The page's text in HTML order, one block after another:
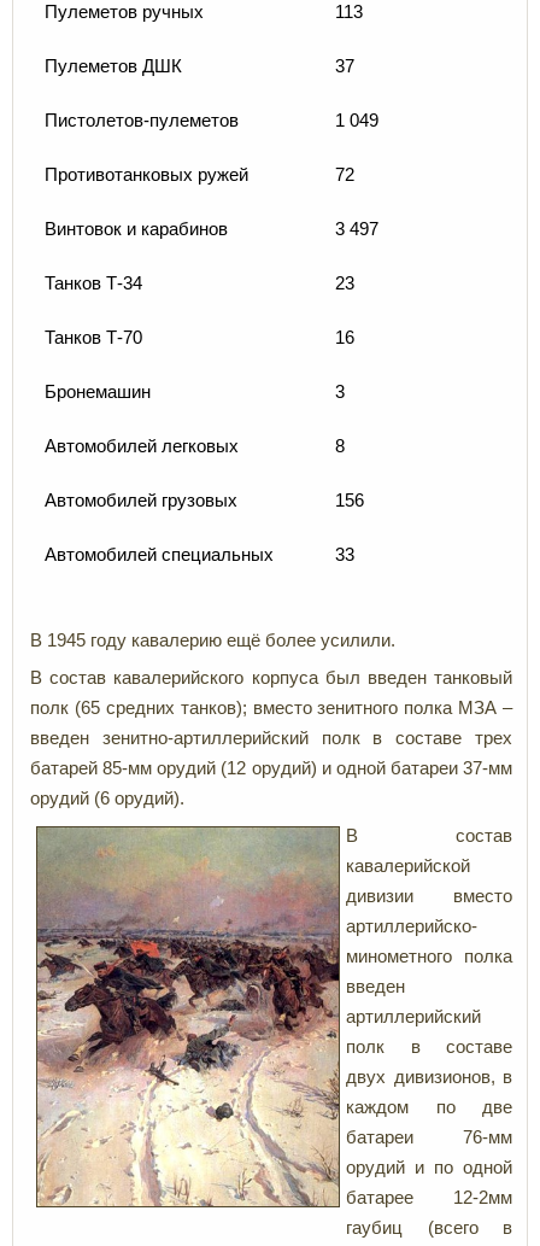
Пулеметов ручных 113
Пулеметов ДШК 37
Пистолетов-пулеметов 1 049
Противотанковых ружей 72
Винтовок и карабинов 3 497
Танков Т-34 23
Танков Т-70 16
Бронемашин 3
Автомобилей легковых 8
Автомобилей грузовых 156
Автомобилей специальных 33
В 1945 году кавалерию ещё более усилили.
В состав кавалерийского корпуса был введен танковый
полк (65 средних танков); вместо зенитного полка МЗА –
введен зенитно-артиллерийский полк в составе трех
батарей 85-мм орудий (12 орудий) и одной батареи 37-мм
орудий (6 орудий).
В состав
кавалерийской
дивизии вместо
артиллерийско-
минометного полка
введен
артиллерийский
полк в составе
двух дивизионов, в
каждом по две
батареи 76-мм
орудий и по одной
батарее 12-2мм
гаубиц (всего в